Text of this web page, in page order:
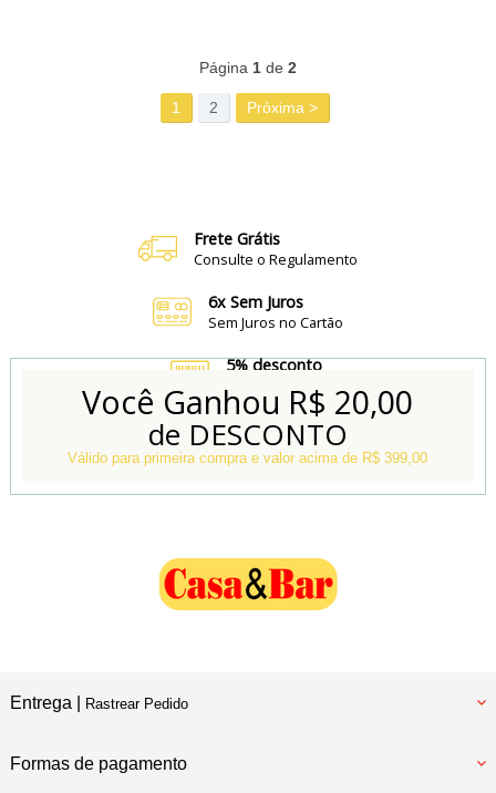
Página 1de 2
1 2 Próxima >
Frete Grátis
Consulte o Regulamento
6x Sem Juros
Sem Juros no Cartão
5% desconto
no Boleto e Pix
Conheça também
Nossa Loja Física
Você Ganhou R$ 20,00
de DESCONTO
Válido para primeira compra e valor acima de R$ 399,00
Entrega | Rastrear Pedido
Formas de pagamento